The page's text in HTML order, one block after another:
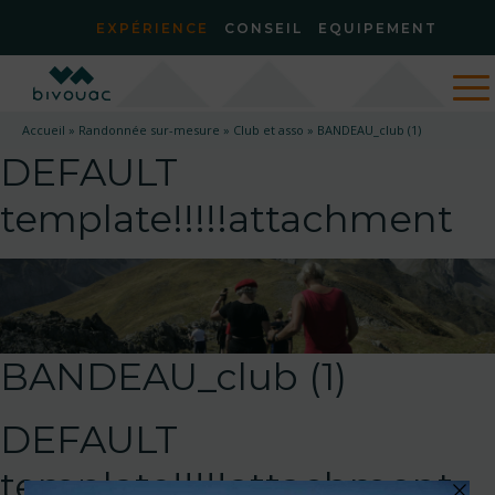
EXPÉRIENCE CONSEIL EQUIPEMENT
Accueil » Randonnée sur-mesure » Club et asso » BANDEAU_club (1)
DEFAULT
template!!!!!attachment
BANDEAU_club (1)
DEFAULT